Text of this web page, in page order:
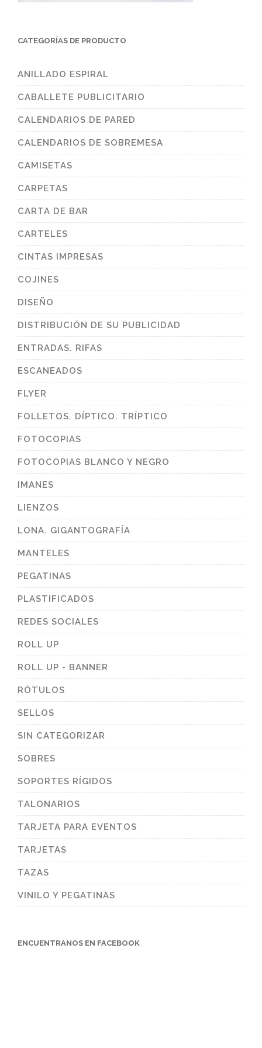
CATEGORÍAS DE PRODUCTO
ANILLADO ESPIRAL
CABALLETE PUBLICITARIO
CALENDARIOS DE PARED
CALENDARIOS DE SOBREMESA
CAMISETAS
CARPETAS
CARTA DE BAR
CARTELES
CINTAS IMPRESAS
COJINES
DISEÑO
DISTRIBUCIÓN DE SU PUBLICIDAD
ENTRADAS. RIFAS
ESCANEADOS
FLYER
FOLLETOS. DÍPTICO. TRÍPTICO
FOTOCOPIAS
FOTOCOPIAS BLANCO Y NEGRO
IMANES
LIENZOS
LONA. GIGANTOGRAFÍA
MANTELES
PEGATINAS
PLASTIFICADOS
REDES SOCIALES
ROLL UP
ROLL UP - BANNER
RÓTULOS
SELLOS
SIN CATEGORIZAR
SOBRES
SOPORTES RÍGIDOS
TALONARIOS
TARJETA PARA EVENTOS
TARJETAS
TAZAS
VINILO Y PEGATINAS
ENCUENTRANOS EN FACEBOOK